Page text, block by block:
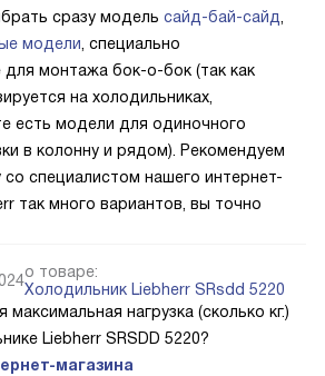
сразу модель сайд-бай-сайд
модели , специально
для монтажа бок-о-бок (так как
на холодильниках,
есть модели для одиночного
в колонну и рядом). Рекомендуем
со специалистом нашего интернет-
так много вариантов, вы точно
о товаре:
Холодильник Liebherr SRsdd 5220
нагрузка (сколько кг.)
Liebherr SRSDD 5220?
магазина